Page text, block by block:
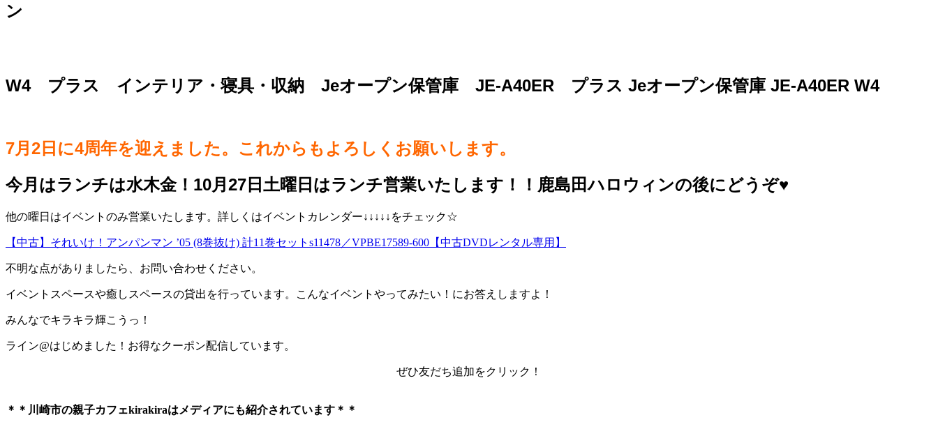
ン
W4 プラス インテリア・寝具・収納 Jeオープン保管庫 JE-A40ER プラス Jeオープン保管庫 JE-A40ER W4
7月2日に4周年を迎えました。これからもよろしくお願いします。
今月はランチは水木金！10月27日土曜日はランチ営業いたします！！鹿島田ハロウィンの後にどうぞ♥️
他の曜日はイベントのみ営業いたします。詳しくはイベントカレンダー↓↓↓↓↓をチェック☆
【中古】それいけ！アンパンマン ’05 (8巻抜け) 計11巻セットs11478／VPBE17589-600【中古DVDレンタル専用】
不明な点がありましたら、お問い合わせください。
イベントスペースや癒しスペースの貸出を行っています。こんなイベントやってみたい！にお答えしますよ！
みんなでキラキラ輝こうっ！
ライン@はじめました！お得なクーポン配信しています。
ぜひ友だち追加をクリック！
＊＊川崎市の親子カフェkirakiraは メディアにも紹介されています＊＊